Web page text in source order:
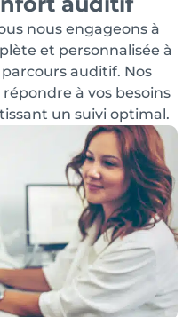
nous engageons à
et personnalisée à
auditif. Nos
à vos besoins
un suivi optimal.